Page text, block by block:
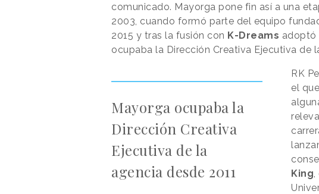
comunicado. Mayorga pone fin así a una
2003, cuando formó parte del equipo
2015 y tras la fusión con K-Dreams adoptó
ocupaba la Dirección Creativa Ejecutiva de
Mayorga ocupaba la
Dirección Creativa
Ejecutiva de la
agencia desde 2011
RK
el
King